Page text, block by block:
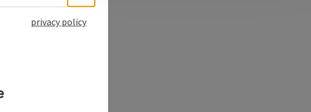
in Google Maps
Open in Apple Maps
privacy policy